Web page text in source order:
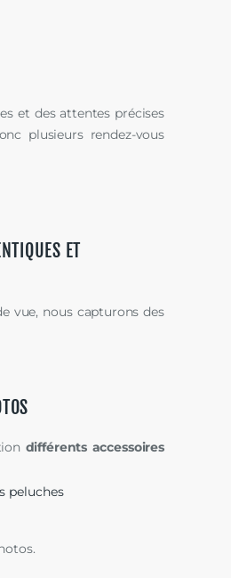
et des attentes précises
plusieurs rendez-vous
ET
vue, nous capturons des
différents accessoires
peluches